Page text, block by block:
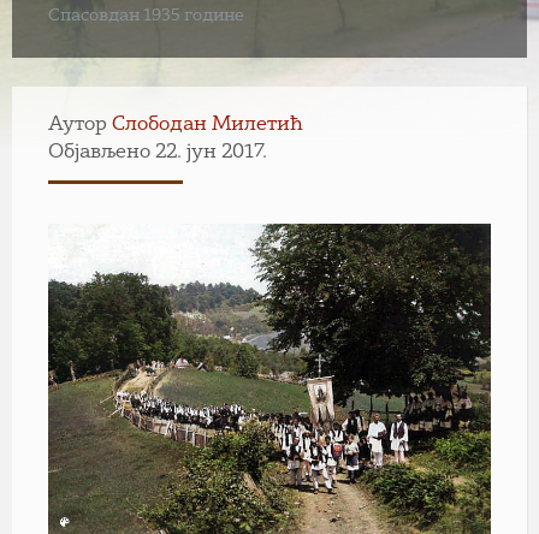
Спасовдан 1935 године
Аутор Слободан Милетић
Објављено 22. јун 2017.